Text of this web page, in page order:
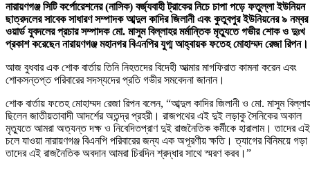
নারায়ণগঞ্জ সিটি কর্পোরেশনের (নাসিক) বর্জ্যবাহী ট্রাকের নিচে চাপা পড়ে ফতুল্লা ইউনিয়ন
ছাত্রদলের সাবেক সাধারণ সম্পাদক আব্দুল কাদির জিলানী এবং কুতুবপুর ইউনিয়নের ৯ নম্বর
ওয়ার্ড যুবদলের প্রচার সম্পাদক মো. মাসুম বিল্লাহর মর্মান্তিক মৃত্যুতে গভীর শোক ও দুঃখ
প্রকাশ করেছেন নারায়ণগঞ্জ মহানগর বিএনপির যুগ্ম আহ্বায়ক ফতেহ মোহাম্মদ রেজা রিপন।
আজ বুধবার এক শোক বার্তায় তিনি নিহতদের বিদেহী আত্মার মাগফিরাত কামনা করেন এবং
শোকসন্তপ্ত পরিবারের সদস্যদের প্রতি গভীর সমবেদনা জানান।
শোক বার্তায় ফতেহ মোহাম্মদ রেজা রিপন বলেন, “আব্দুল কাদির জিলানী ও মো. মাসুম
ছিলেন জাতীয়তাবাদী আদর্শের অতন্দ্র প্রহরী। রাজপথের এই দুই লড়াকু সৈনিকের অকাল
মৃত্যুতে আমরা অত্যন্ত দক্ষ ও নিবেদিতপ্রাণ দুই রাজনৈতিক কর্মীকে হারালাম। তাদের এই
চলে যাওয়া নারায়ণগঞ্জ বিএনপি পরিবারের জন্য এক অপূরণীয় ক্ষতি। ত্যাগের বিনিময়ে গড়া
তাদের এই রাজনৈতিক অবদান আমরা চিরদিন শ্রদ্ধার সাথে স্মরণ করব।”